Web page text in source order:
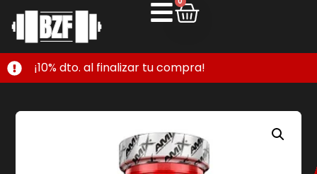
¡10% dto. al finalizar tu compra!